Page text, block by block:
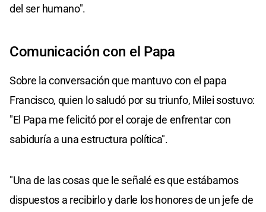
del ser humano".
Comunicación con el Papa
Sobre la conversación que mantuvo con el papa
Francisco, quien lo saludó por su triunfo, Milei sostuvo:
"El Papa me felicitó por el coraje de enfrentar con
sabiduría a una estructura política".
"Una de las cosas que le señalé es que estábamos
dispuestos a recibirlo y darle los honores de un jefe de